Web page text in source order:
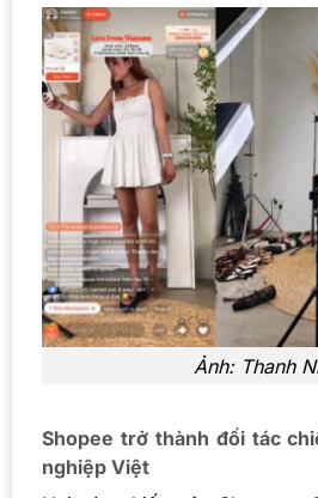
Ảnh:Thanh
Shopee trở thành đối tác
nghiệp Việt